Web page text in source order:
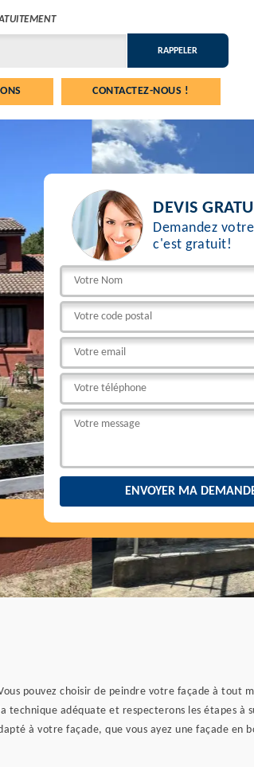
CONTACTEZ-NOUS !
DEVIS
Demandez
c'est gratuit!
pouvez choisir de peindre votre façade à tout
technique adéquate et respecterons les étapes à
à votre façade, que vous ayez une façade en